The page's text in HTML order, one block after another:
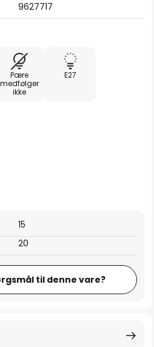
9627717
Pære
medfølger
ikke
E27
20
15
til denne vare?